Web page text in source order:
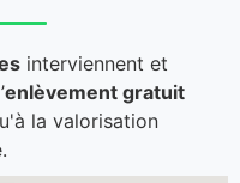
interviennent et
enlèvement gratuit
la valorisation